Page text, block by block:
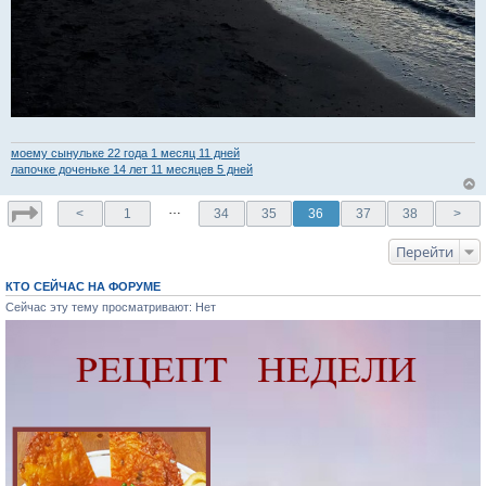
моему сынульке 22 годa 1 месяц 11 дней
лапочке доченьке 14 лет 11 месяцев 5 дней
< 1 34 35 36 37 38 >
Перейти
КТО СЕЙЧАС НА ФОРУМЕ
Сейчас эту тему просматривают: Нет